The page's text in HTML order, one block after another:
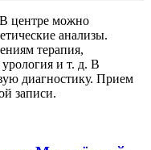
центре можно
анализы.
терапия,
и т. д. В
диагностику. Прием
записи.